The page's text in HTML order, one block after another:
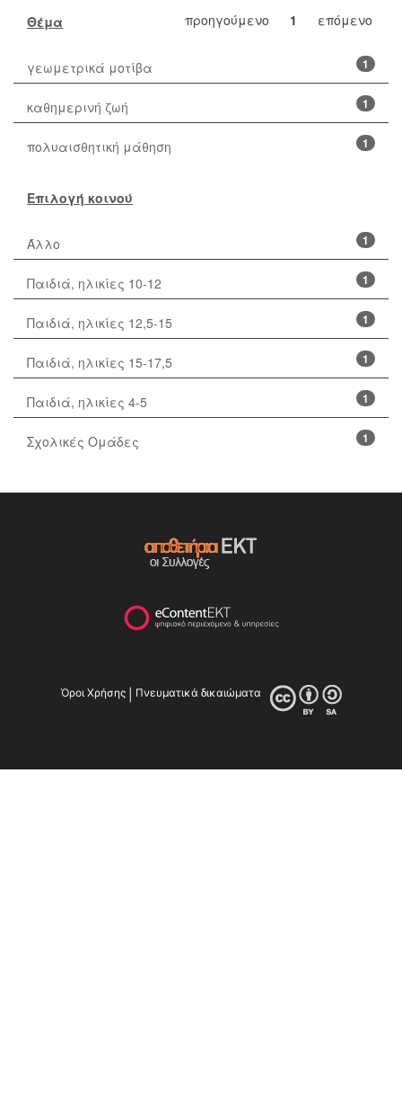
προηγούμενο 1 επόμενο
Θέμα
1
γεωμετρικά μοτίβα
1
καθημερινή ζωή
1
πολυαισθητική μάθηση
Επιλογή κοινού
1
Άλλο
1
Παιδιά, ηλικίες 10-12
1
Παιδιά, ηλικίες 12,5-15
1
Παιδιά, ηλικίες 15-17,5
1
Παιδιά, ηλικίες 4-5
1
Σχολικές Ομάδες